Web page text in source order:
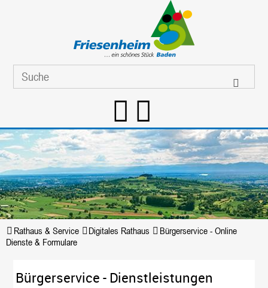
Rathaus & Service Digitales Rathaus
Bürgerservice - Online
Dienste & Formulare
Bürgerservice - Dienstleistungen